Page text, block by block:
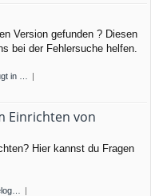
Version gefunden ? Diesen
bei der Fehlersuche helfen.
in …
Einrichten von
Hier kannst du Fragen